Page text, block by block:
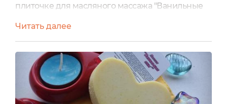
плиточке для масляного массажа "Ванильные
продукта бренд Meela Meelo выбрал меня в
рамках сервиса "Приглашение бренда" на сайте
ecogolik.ru. Состав: масло какао, масло
миндаля, какао тертое, масло бурбонской
ванили, витамин Е.Состав, конечно же,
полностью натуральный Способ применения:...
Читать далее